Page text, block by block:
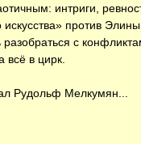
интриги,
против Элины
с
всё в цирк.
Рудольф Мелкумян...